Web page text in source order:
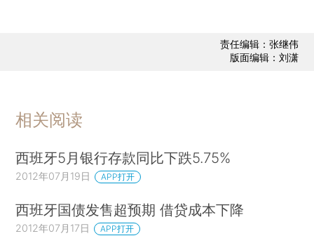
责任编辑：张继伟
版面编辑：刘潇
相关阅读
西班牙5月银行存款同比下跌5.75%
2012年07月19日 APP打开
西班牙国债发售超预期 借贷成本下降
2012年07月17日 APP打开